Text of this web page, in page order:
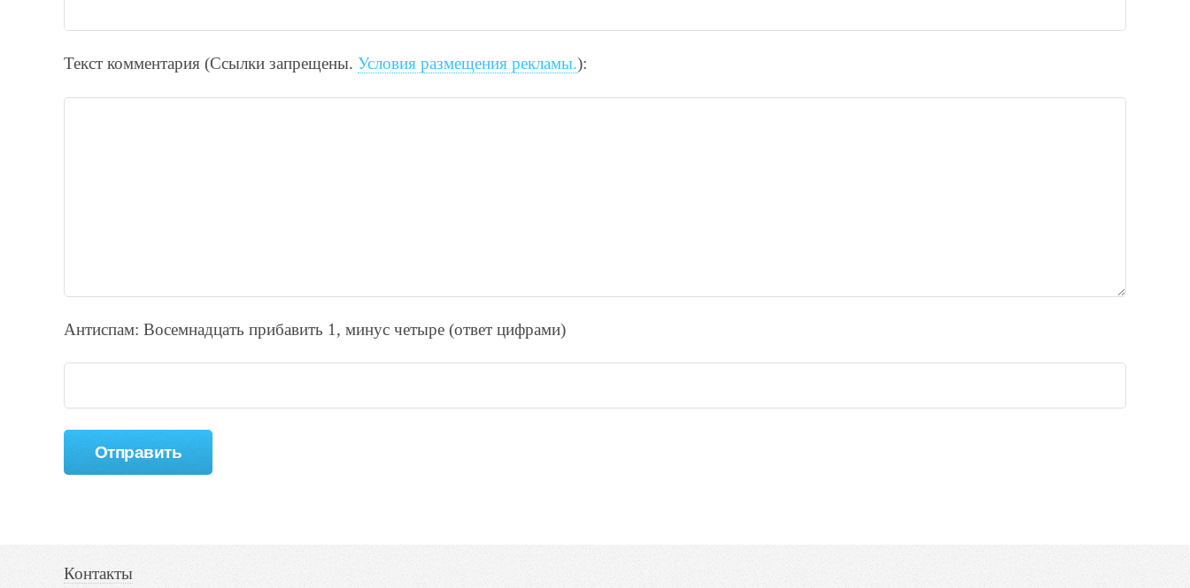
Текст комментария (Ссылки запрещены. Условия размещения рекламы.):
Антиспам: Воceмнадцать прибaвить 1, минyc чeтырe (ответ цифрами)
Контакты